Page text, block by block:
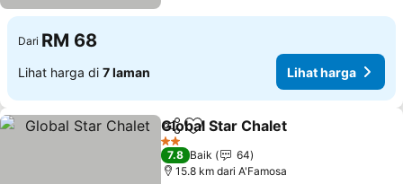
Dari RM 68
Lihat harga di 7 laman Lihat harga
KongsiTambah ke favorit
Global Star Chalet
2 Bintang
7.8 Baik
64
15.8 km dari A'Famosa